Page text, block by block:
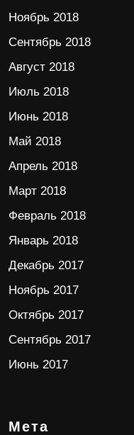
Ноябрь 2018
Сентябрь 2018
Август 2018
Июль 2018
Июнь 2018
Май 2018
Апрель 2018
Март 2018
Февраль 2018
Январь 2018
Декабрь 2017
Ноябрь 2017
Октябрь 2017
Сентябрь 2017
Июнь 2017
Мета